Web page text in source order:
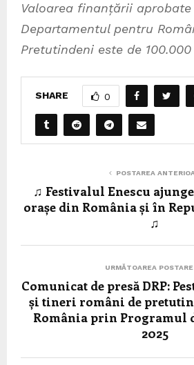
Valoarea finanțării
Departamentul pentru
Pretutindeni este de 100.000
SHARE 0
POSTAREA
♫ Festivalul Enescu
orașe din România și în
♫
URMĂTOAREA POSTARE
Comunicat de presă DRP:
și tineri români de
România prin Programul
2025